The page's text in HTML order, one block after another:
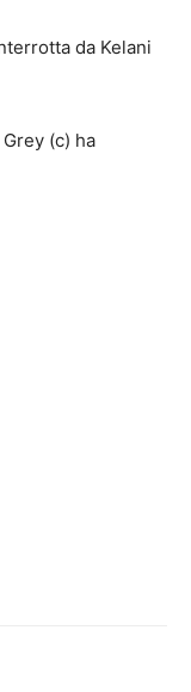
da Kelani
(c) ha